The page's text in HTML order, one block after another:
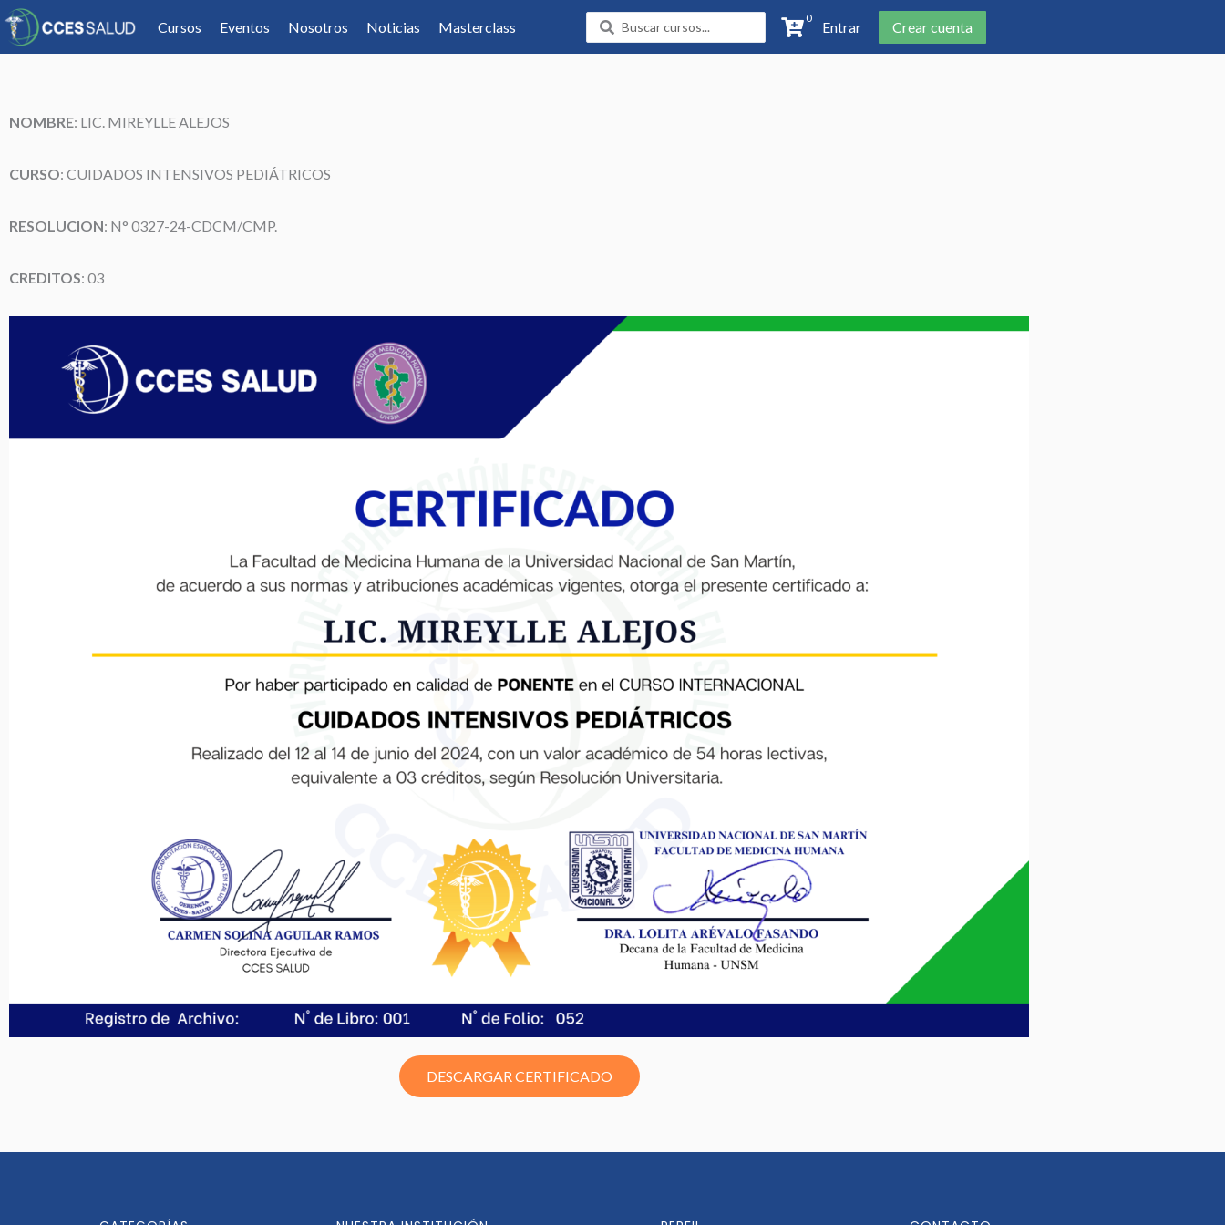
Cursos Eventos Nosotros Noticias Masterclass
Search
...
0
Entrar Crear cuenta
NOMBRE: LIC. MIREYLLE ALEJOS
CURSO: CUIDADOS INTENSIVOS PEDIÁTRICOS
RESOLUCION: N° 0327-24-CDCM/CMP.
CREDITOS: 03
DESCARGAR CERTIFICADO